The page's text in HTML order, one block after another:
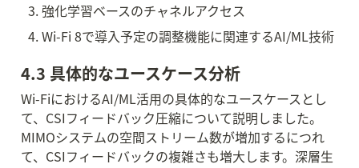
強化学習ベースのチャネルアクセス
Wi-Fi 8で導入予定の調整機能に関連するAI/ML技術
4.3 具体的なユースケース分析
Wi-FiにおけるAI/ML活用の具体的なユースケースとし
て、CSIフィードバック圧縮について説明しました。
MIMOシステムの空間ストリーム数が増加するにつれ
て、CSIフィードバックの複雑さも増大します。深層生